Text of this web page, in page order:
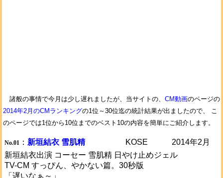
諸般の事情で今月は少し遅れましたが、当サイトの、 CM動画のページの
2014年2月のCMランキングの1位～30位迄の統計結果が出ましたので、 こ
のページでは1位から10位までのベスト10の内容を簡単にご紹介します。
No.01 ： 新垣結衣 雪肌精 KOSE
2014年2月
新垣結衣出演 コーセー 雪肌精 日やけ止めジェル
TV-CM すっぴん、やかない篇。30秒版
「遅いなぁ～」